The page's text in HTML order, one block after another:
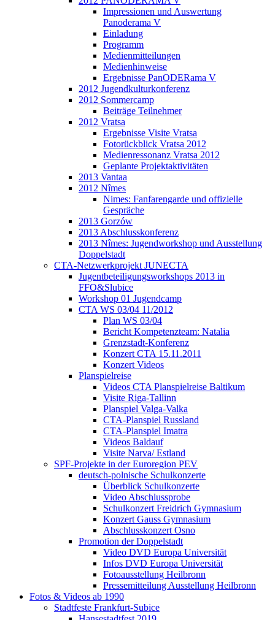
Impressionen und Auswertung
Panoderama V
Einladung
Programm
Medienmitteilungen
Medienhinweise
Ergebnisse PanODERama V
2012 Jugendkulturkonferenz
2012 Sommercamp
Beiträge Teilnehmer
2012 Vratsa
Ergebnisse Visite Vratsa
Fotorückblick Vratsa 2012
Medienressonanz Vratsa 2012
Geplante Projektaktivitäten
2013 Vantaa
2012 Nîmes
Nimes: Fanfarengarde und offizielle
Gespräche
2013 Gorzów
2013 Abschlusskonferenz
2013 Nîmes: Jugendworkshop und Ausstellung
Doppelstadt
CTA-Netzwerkprojekt JUNECTA
Jugentbeteiligungsworkshops 2013 in
FFO&Slubice
Workshop 01 Jugendcamp
CTA WS 03/04 11/2012
Plan WS 03/04
Bericht Kompetenzteam: Natalia
Grenzstadt-Konferenz
Konzert CTA 15.11.2011
Konzert Videos
Planspielreise
Videos CTA Planspielreise Baltikum
Visite Riga-Tallinn
Planspiel Valga-Valka
CTA-Planspiel Russland
CTA-Planspiel Imatra
Videos Baldauf
Visite Narva/ Estland
SPF-Projekte in der Euroregion PEV
deutsch-polnische Schulkonzerte
Überblick Schulkonzerte
Video Abschlussprobe
Schulkonzert Freidrich Gymnasium
Konzert Gauss Gymnasium
Abschlusskonzert Osno
Promotion der Doppelstadt
Video DVD Europa Universität
Infos DVD Europa Universität
Fotoausstellung Heilbronn
Pressemitteilung Ausstellung Heilbronn
Fotos & Videos ab 1990
Stadtfeste Frankfurt-Subice